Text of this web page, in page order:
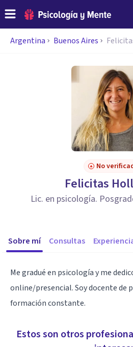
Argentina Buenos Aires
No
Felicitas
Lic. en psicología.
Sobre mí Consultas
Me gradué en psicología y me
online/presencial. Soy docente de
formación constante.
Estos son otros